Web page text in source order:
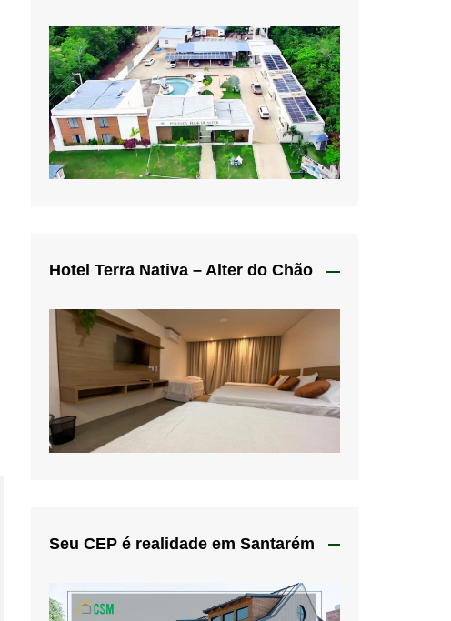
Hotel Terra Nativa – Alter do Chão
Seu CEP é realidade em Santarém